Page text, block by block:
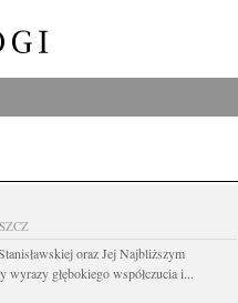
oraz Jej Najbliższym
wyrazy głębokiego współczucia i...